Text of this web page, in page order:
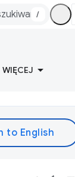
/
WIĘCEJ